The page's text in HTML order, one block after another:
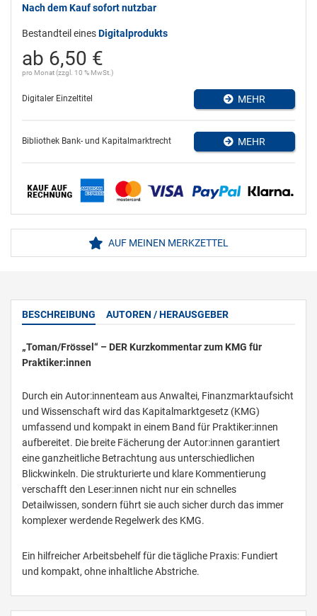
Nach dem Kauf sofort nutzbar
Bestandteil einesDigitalprodukts
ab 6,50 €
pro Monat (zzgl. 10 % MwSt.)
Digitaler Einzeltitel MEHR
Bibliothek Bank- und Kapitalmarktrecht MEHR
AUF MEINEN MERKZETTEL
BESCHREIBUNG AUTOREN / HERAUSGEBER
„Toman/Frössel“ – DER Kurzkommentar zum KMG für
Praktiker:innen
Durch ein Autor:innenteam aus Anwaltei, Finanzmarktaufsicht
und Wissenschaft wird das Kapitalmarktgesetz (KMG)
umfassend und kompakt in einem Band für Praktiker:innen
aufbereitet. Die breite Fächerung der Autor:innen garantiert
eine ganzheitliche Betrachtung aus unterschiedlichen
Blickwinkeln. Die strukturierte und klare Kommentierung
verschafft den Leser:innen nicht nur ein schnelles
Detailwissen, sondern führt sie auch sicher durch das immer
komplexer werdende Regelwerk des KMG.
Ein hilfreicher Arbeitsbehelf für die tägliche Praxis: Fundiert
und kompakt, ohne inhaltliche Abstriche.